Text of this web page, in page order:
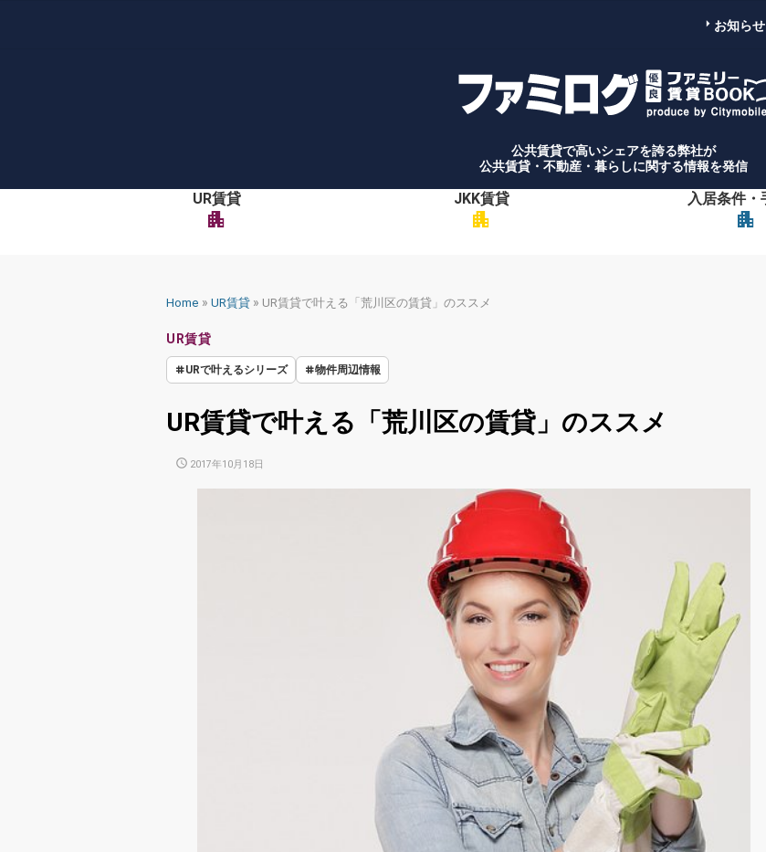
お知らせ
公共賃貸で高いシェアを誇る弊社が
公共賃貸・不動産・暮らしに関する情報を発信
UR賃貸
apartment
JKK賃貸
apartment
入居条件・
apartment
Home » UR賃貸 » UR賃貸で叶える「荒川区の賃貸」のススメ
UR賃貸
URで叶えるシリーズ 物件周辺情報
UR賃貸で叶える「荒川区の賃貸」のススメ
POSTED
2017年10月18日